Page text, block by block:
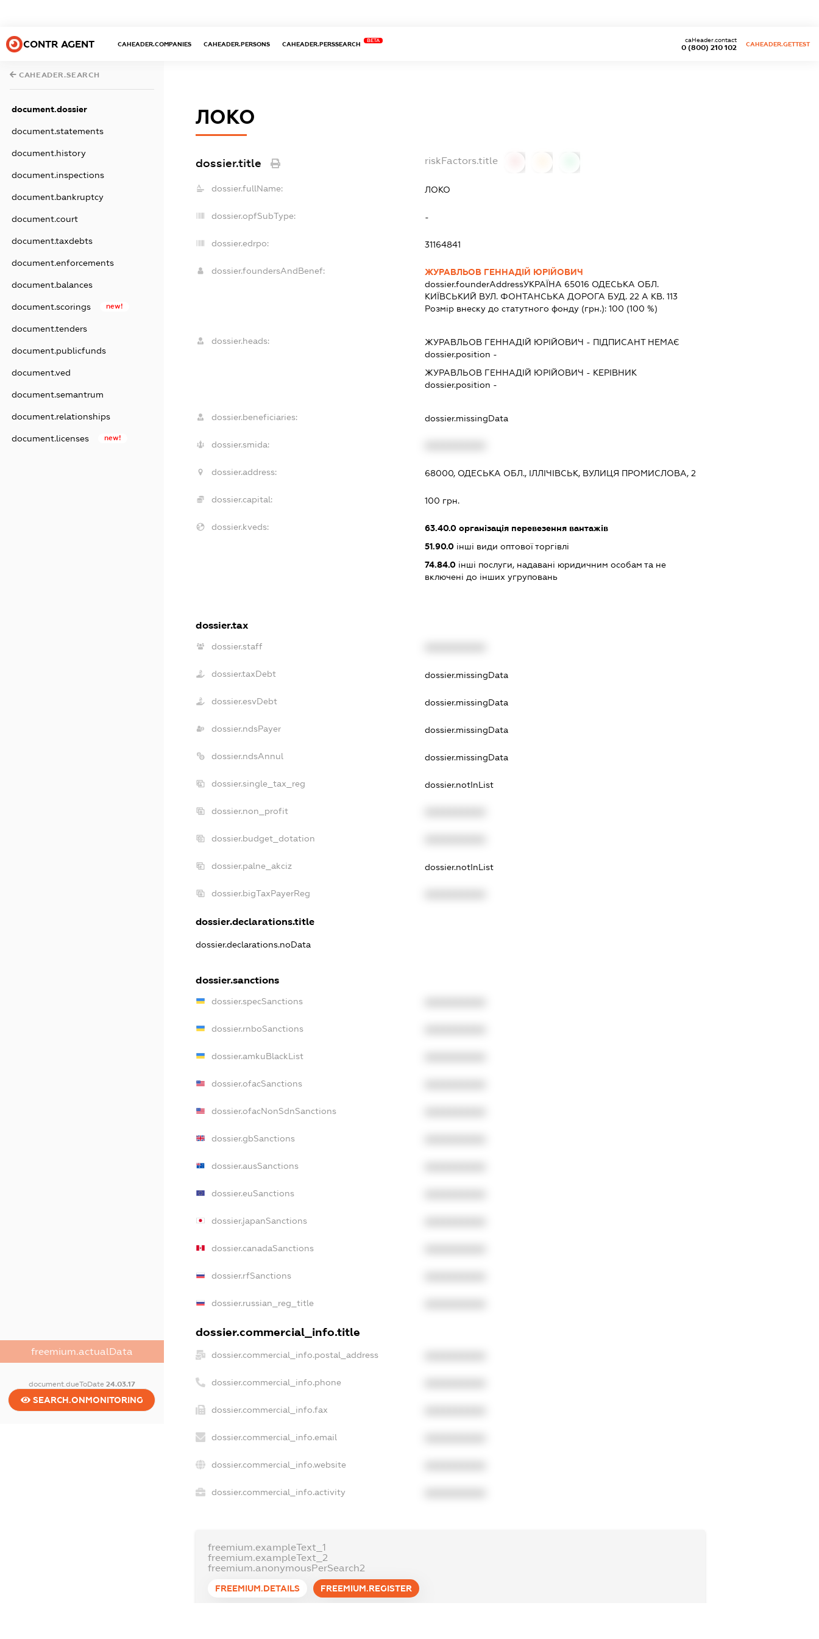
CONTR AGENT CAHEADER.COMPANIES CAHEADER.PERSONS CAHEADER.PERSSEARCH
BETA
0 (800) 210 102
caHeader.contact
CAHEADER.GETTEST
CAHEADER.SEARCH
document.dossier
document.statements
document.history
document.inspections
document.bankruptcy
document.court
document.taxdebts
document.enforcements
document.balances
document.scorings new!
document.tenders
document.publicfunds
document.ved
document.semantrum
document.relationships
document.licenses new!
freemium.actualData
document.dueToDate 24.03.17
SEARCH.ONMONITORING
ЛОКО
dossier.title riskFactors.title
dossier.fullName: ЛОКО
dossier.opfSubType: -
dossier.edrpo: 31164841
dossier.foundersAndBenef:
ЖУРАВЛЬОВ ГЕННАДІЙ ЮРІЙОВИЧ
dossier.founderAddressУКРАЇНА 65016 ОДЕСЬКА ОБЛ.
КИЇВСЬКИЙ ВУЛ. ФОНТАНСЬКА ДОРОГА БУД. 22 А КВ. 113
Розмір внеску до статутного фонду (грн.):100 (100 %)
dossier.heads: ЖУРАВЛЬОВ ГЕННАДІЙ ЮРІЙОВИЧ - ПІДПИСАНТНЕМАЄ
dossier.position -
ЖУРАВЛЬОВ ГЕННАДІЙ ЮРІЙОВИЧ - КЕРІВНИК
dossier.position -
dossier.beneficiaries: dossier.missingData
dossier.smida:
dossier.address: 68000, ОДЕСЬКА ОБЛ., ІЛЛІЧІВСЬК, ВУЛИЦЯ ПРОМИСЛОВА, 2
dossier.capital: 100 грн.
dossier.kveds: 63.40.0 організація перевезення вантажів
51.90.0 інші види оптової торгівлі
74.84.0 інші послуги, надавані юридичним особам та не
включені до інших угруповань
dossier.tax
dossier.staff
dossier.taxDebt dossier.missingData
dossier.esvDebt dossier.missingData
dossier.ndsPayer dossier.missingData
dossier.ndsAnnul dossier.missingData
dossier.single_tax_reg dossier.notInList
dossier.non_profit
dossier.budget_dotation
dossier.palne_akciz dossier.notInList
dossier.bigTaxPayerReg
dossier.declarations.title
dossier.declarations.noData
dossier.sanctions
dossier.specSanctions
dossier.rnboSanctions
dossier.amkuBlackList
dossier.ofacSanctions
dossier.ofacNonSdnSanctions
dossier.gbSanctions
dossier.ausSanctions
dossier.euSanctions
dossier.japanSanctions
dossier.canadaSanctions
dossier.rfSanctions
dossier.russian_reg_title
dossier.commercial_info.title
dossier.commercial_info.postal_address
dossier.commercial_info.phone
dossier.commercial_info.fax
dossier.commercial_info.email
dossier.commercial_info.website
dossier.commercial_info.activity
freemium.exampleText_1
freemium.exampleText_2
freemium.anonymousPerSearch2
FREEMIUM.DETAILS FREEMIUM.REGISTER